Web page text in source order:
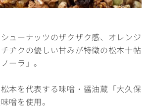
ューナッツのザクザク感、オレンジ
ヂクの優しい甘みが特徴の松本十帖
ーラ」。
本を代表する味噌・醤油蔵「大久保
噌を使用。